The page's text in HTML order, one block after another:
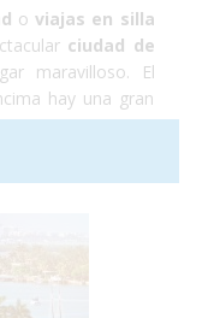
oviajas en silla
ciudad de
maravilloso. El
hay una gran
por visitar. La
para personas
en cuenta que
manuales. Sin
todo, y tu sólo de